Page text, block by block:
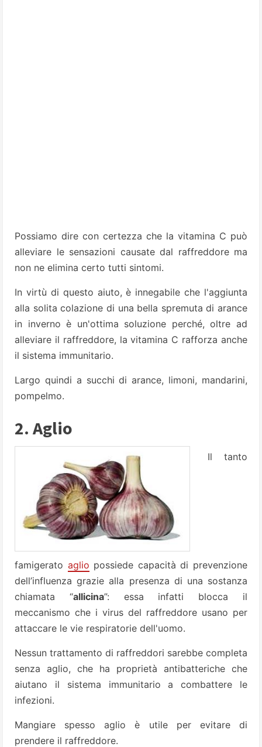
Possiamo dire con certezza che la vitamina C può
alleviare le sensazioni causate dal raffreddore ma
non ne elimina certo tutti sintomi.
In virtù di questo aiuto, è innegabile che l'aggiunta
alla solita colazione di una bella spremuta di arance
in inverno è un'ottima soluzione perché, oltre ad
alleviare il raffreddore, la vitamina C rafforza anche
il sistema immunitario.
Largo quindi a succhi di arance, limoni, mandarini,
pompelmo.
2. Aglio
Il tanto
famigerato aglio possiede capacità di prevenzione
dell’influenza grazie alla presenza di una sostanza
chiamata “allicina”: essa infatti blocca il
meccanismo che i virus del raffreddore usano per
attaccare le vie respiratorie dell'uomo.
Nessun trattamento di raffreddori sarebbe completa
senza aglio, che ha proprietà antibatteriche che
aiutano il sistema immunitario a combattere le
infezioni.
Mangiare spesso aglio è utile per evitare di
prendere il raffreddore.